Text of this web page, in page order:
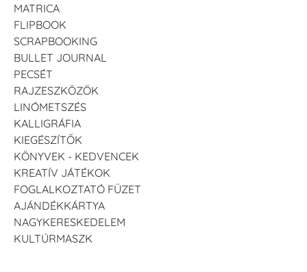
MATRICA
FLIPBOOK
SCRAPBOOKING
BULLET JOURNAL
PECSÉT
RAJZESZKÖZÖK
LINÓMETSZÉS
KALLIGRÁFIA
KIEGÉSZÍTŐK
KÖNYVEK - KEDVENCEK
KREATÍV JÁTÉKOK
FOGLALKOZTATÓ FÜZET
AJÁNDÉKKÁRTYA
NAGYKERESKEDELEM
KULTÚRMASZK